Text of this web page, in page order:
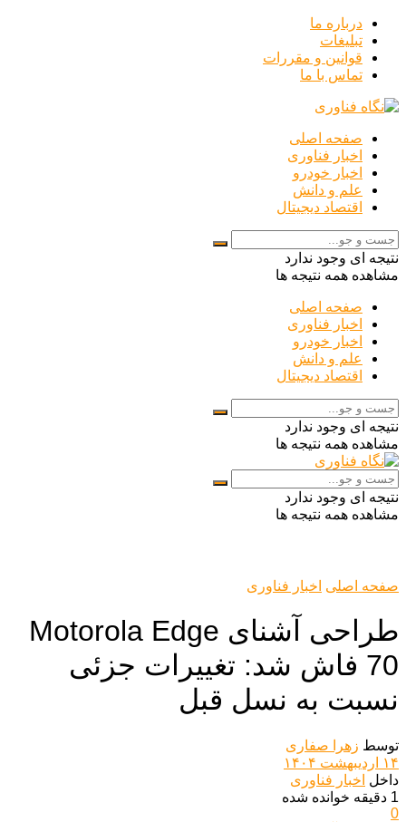
درباره ما
تبلیغات
قوانین و مقررات
تماس با ما
صفحه اصلی
اخبار فناوری
اخبار خودرو
علم و دانش
اقتصاد دیجیتال
نتیجه ای وجود ندارد
مشاهده همه نتیجه ها
صفحه اصلی
اخبار فناوری
اخبار خودرو
علم و دانش
اقتصاد دیجیتال
نتیجه ای وجود ندارد
مشاهده همه نتیجه ها
نتیجه ای وجود ندارد
مشاهده همه نتیجه ها
صفحه اصلی اخبار فناوری
طراحی آشنای Motorola Edge
70 فاش شد: تغییرات جزئی
نسبت به نسل قبل
توسط زهرا صفاری
۱۴ اردیبهشت ۱۴۰۴
داخل اخبار فناوری
1 دقیقه خوانده شده
0